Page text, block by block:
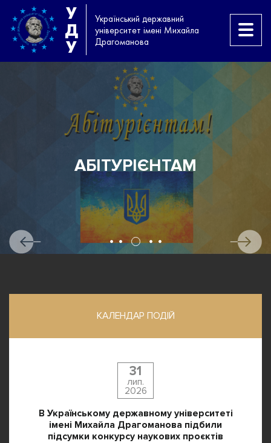
У
Д
У
Український державний
університет імені Михайла
Драгоманова
АБІТУРІЄНТАМ
КАЛЕНДАР ПОДІЙ
31
лип.
2026
В Українському державному університеті
імені Михайла Драгоманова підбили
підсумки конкурсу наукових проєктів